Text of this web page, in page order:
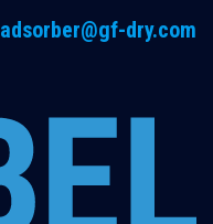
adsorber@gf-dry.com